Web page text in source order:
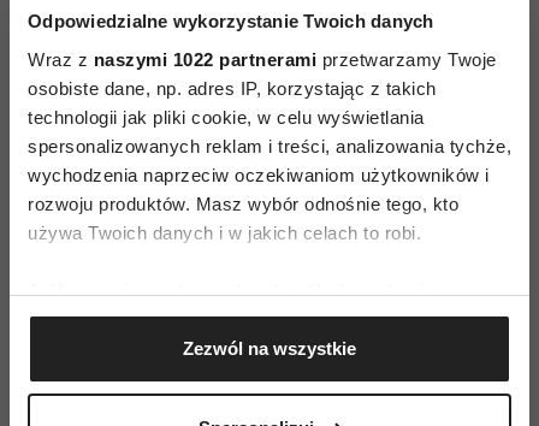
Odpowiedzialne wykorzystanie Twoich danych
Wraz z naszymi 1022 partnerami przetwarzamy Twoje
osobiste dane, np. adres IP, korzystając z takich
technologii jak pliki cookie, w celu wyświetlania
spersonalizowanych reklam i treści, analizowania tychże,
wychodzenia naprzeciw oczekiwaniom użytkowników i
rozwoju produktów. Masz wybór odnośnie tego, kto
używa Twoich danych i w jakich celach to robi.
Jeśli wyrazisz na to zgodę, chcielibyśmy również:
Gromadzić dane dotyczące Twojej lokalizacji
geograficznej z dokładnością nawet do kilku metrów
Identyfikować Twoje urządzenie, aktywnie
Zezwól na wszystkie
7. Twoje kompetencje są publicznie
podważane
Dochodzimy do jednego z najbardziej jaskrawych
dowodów na czyjąś skrywaną wrogość.To
krytykowanie cię w obecności innych
współpracowników. Nie zawsze oczywiście krytyka
zakamuflowanej, alekłującej szpili. Ktoś może na
przykład z lekceważeniem wypowiadać się o twoich
pomysłach („Nie wiem, czy to najlepszy pomysł”) albo
mimochodem, niby żartem, wytykać ci błędy („Ty to